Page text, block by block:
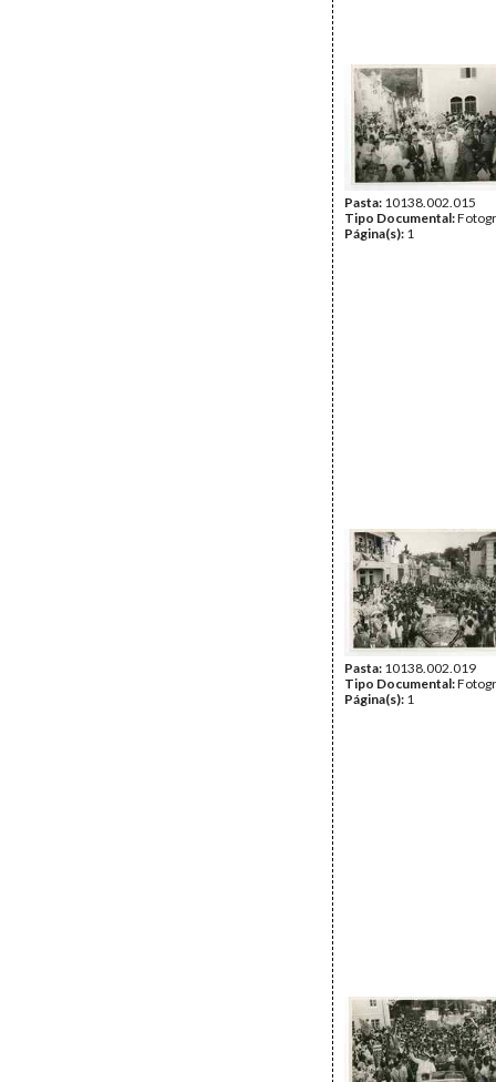
Pasta: 10138.002.015
Tipo Documental:
Página(s): 1
Pasta: 10138.002.019
Tipo Documental:
Página(s): 1